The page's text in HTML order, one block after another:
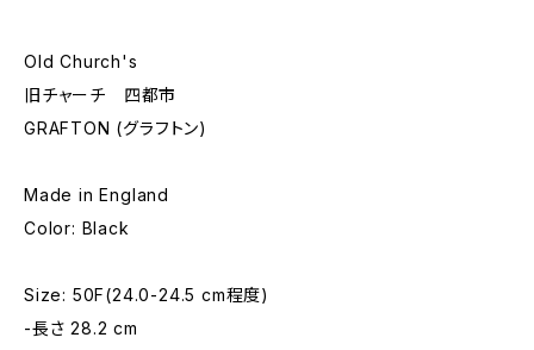
Old Church's
旧チャーチ 四都市
GRAFTON (グラフトン)
Made in England
Color: Black
Size: 50F(24.0-24.5 cm程度)
-長さ 28.2 cm